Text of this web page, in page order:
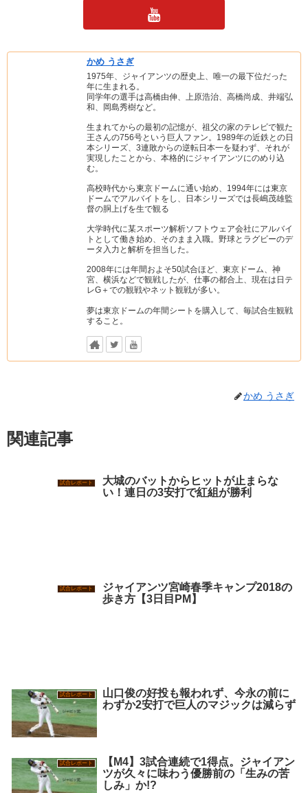
かめ うさぎ
1975年、ジャイアンツの歴史上、唯一の最下位だった
年に生まれる。
同学年の選手は高橋由伸、上原浩治、高橋尚成、井端弘
和、岡島秀樹など。
生まれてからの最初の記憶が、祖父の家のテレビで観た
王さんの756号という巨人ファン。1989年の近鉄との日
本シリーズ、3連敗からの逆転日本一を疑わず、それが
実現したことから、本格的にジャイアンツにのめり込
む。
高校時代から東京ドームに通い始め、1994年には東京
ドームでアルバイトをし、日本シリーズでは長嶋茂雄監
督の胴上げを生で観る
大学時代に某スポーツ解析ソフトウェア会社にアルバイ
トとして働き始め、そのまま入職。野球とラグビーのデ
ータ入力と解析を担当した。
2008年には年間およそ50試合ほど、東京ドーム、神
宮、横浜などで観戦したが、仕事の都合上、現在は日テ
レG＋での観戦やネット観戦が多い。
夢は東京ドームの年間シートを購入して、毎試合生観戦
すること。
かめ うさぎ
関連記事
試合レポート
大城のバットからヒットが止まらな
い！連日の3安打で紅組が勝利
試合レポート
ジャイアンツ宮崎春季キャンプ2018の
歩き方【3日目PM】
試合レポート
山口俊の好投も報われず、今永の前に
わずか2安打で巨人のマジックは減らず
試合レポート
【M4】3試合連続で1得点。ジャイアン
ツが久々に味わう優勝前の「生みの苦
しみ」か!?